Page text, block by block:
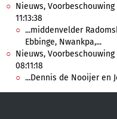
Nieuws,
11:13:38
...middenvelder
Ebbinge, Nwankpa,...
Nieuws,
08:11:18
...Dennis de Nooijer en